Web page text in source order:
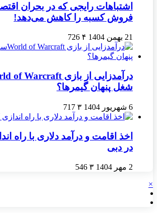
اشتباهات رایجی که در بحران
فروش کسبه را کاهش می‌دهد!
21 بهمن 1404 ۴ 726
شغل پنهان گیمرها؟
6 شهریور 1404 ۳ 717
اخذ اقامت و درآمد دلاری با راه
در دبی
2 مهر 1404 ۳ 546
×